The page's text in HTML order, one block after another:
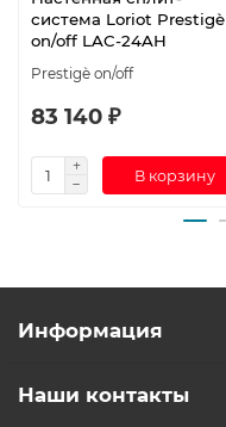
система Loriot Prestigè
on/off LAC-24AH
Prestigè on/off
83 140 ₽
В корзину
Информация
Наши контакты